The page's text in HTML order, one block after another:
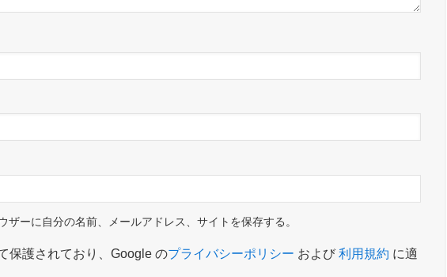
ザーに自分の名前、メールアドレス、サイトを保存する。
保護されており、Google のプライバシーポリシー および 利用規約 に適